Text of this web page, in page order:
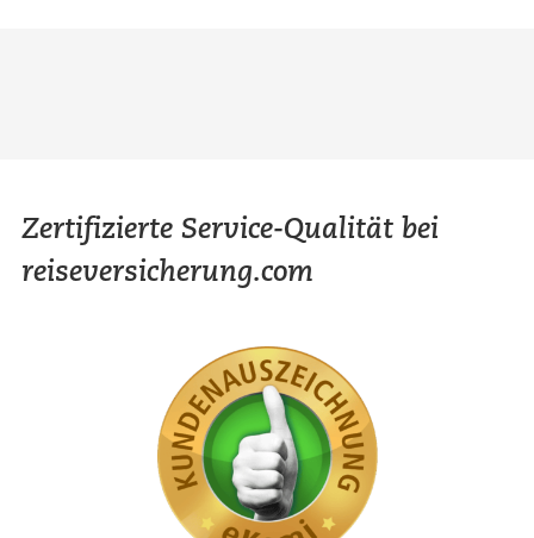
Zertifizierte Service-Qualität bei
reiseversicherung.com